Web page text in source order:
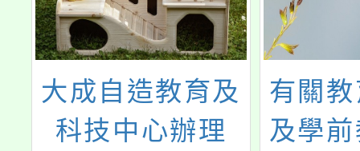
大成自造教育及
科技中心辦理
有關
及學